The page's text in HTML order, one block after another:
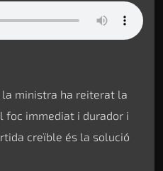
la ministra ha reiterat la
foc immediat i durador i
creïble és la solució